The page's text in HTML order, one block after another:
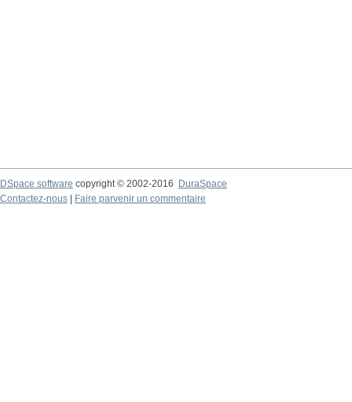
DSpace software copyright © 2002-2016
DuraSpace
Contactez-nous
Faire parvenir un commentaire